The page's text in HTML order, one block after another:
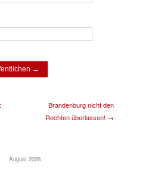
Brandenburg nicht den
Rechten überlassen! →
August 2026